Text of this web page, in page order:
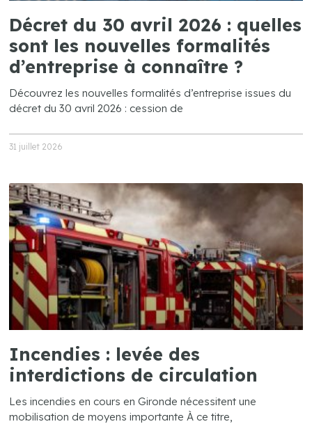
Décret du 30 avril 2026 : quelles
sont les nouvelles formalités
d’entreprise à connaître ?
Découvrez les nouvelles formalités d’entreprise issues du
décret du 30 avril 2026 : cession de
31 juillet 2026
Incendies : levée des
interdictions de circulation
Les incendies en cours en Gironde nécessitent une
mobilisation de moyens importante À ce titre,